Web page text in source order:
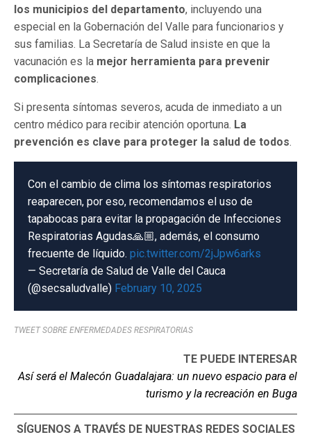
los municipios del departamento, incluyendo una
especial en la Gobernación del Valle para funcionarios y
sus familias. La Secretaría de Salud insiste en que la
vacunación es la mejor herramienta para prevenir
complicaciones.
Si presenta síntomas severos, acuda de inmediato a un
centro médico para recibir atención oportuna. La
prevención es clave para proteger la salud de todos.
Con el cambio de clima los síntomas respiratorios
reaparecen, por eso, recomendamos el uso de
tapabocas para evitar la propagación de Infecciones
Respiratorias Agudas🙏🏼, además, el consumo
frecuente de líquido. pic.twitter.com/2jJpw6arks
— Secretaría de Salud de Valle del Cauca
(@secsaludvalle) February 10, 2025
TWEET SOBRE ENFERMEDADES RESPIRATORIAS
TE PUEDE INTERESAR
Así será el Malecón Guadalajara: un nuevo espacio para el
turismo y la recreación en Buga
SÍGUENOS A TRAVÉS DE NUESTRAS REDES SOCIALES